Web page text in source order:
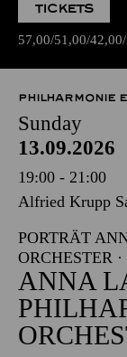
TICKETS
57,00 51,00 42,00
PHILHARMONIE
Sunday
13.09.2026
19:00 - 21:00
Alfried Krupp
PORTRÄT
RCHESTER ·
ANNA